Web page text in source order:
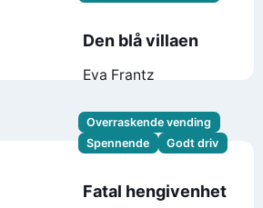
Den blå villaen
Eva Frantz
Overraskende vending
Spennende
Godt driv
Fatal hengivenhet